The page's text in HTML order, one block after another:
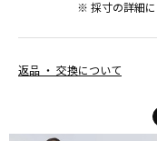
※ 採寸の詳細に
返品 ・ 交換について